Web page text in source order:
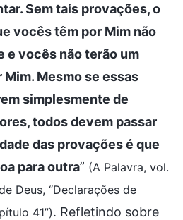
Sem tais provações, o
vocês têm por Mim não
e vocês não terão um
Mesmo se essas
simplesmente de
todos devem passar
das provações é que
para outra” (A Palavra, vol.
Deus, “Declarações de
41”). Refletindo sobre